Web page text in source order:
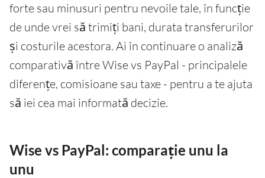
forte sau minusuri pentru nevoile tale, în funcție
de unde vrei să trimiți bani, durata transferurilor
și costurile acestora. Ai în continuare o analiză
comparativă între Wise vs PayPal - principalele
diferențe, comisioane sau taxe - pentru a te ajuta
să iei cea mai informată decizie.
Wise vs PayPal: comparație unu la
unu